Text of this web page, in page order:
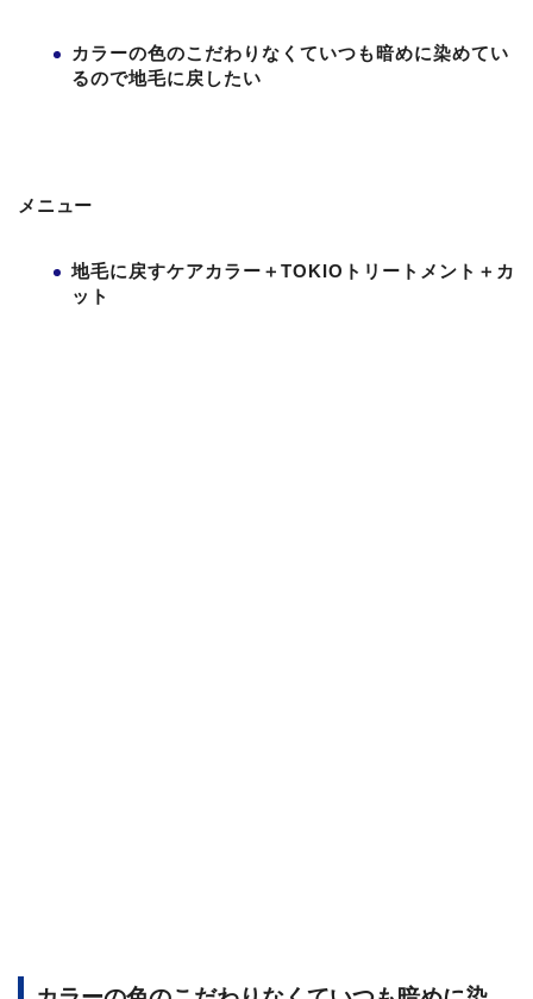
カラーの色のこだわりなくていつも暗めに染めてい
るので地毛に戻したい
メニュー
地毛に戻すケアカラー＋TOKIOトリートメント＋カ
ット